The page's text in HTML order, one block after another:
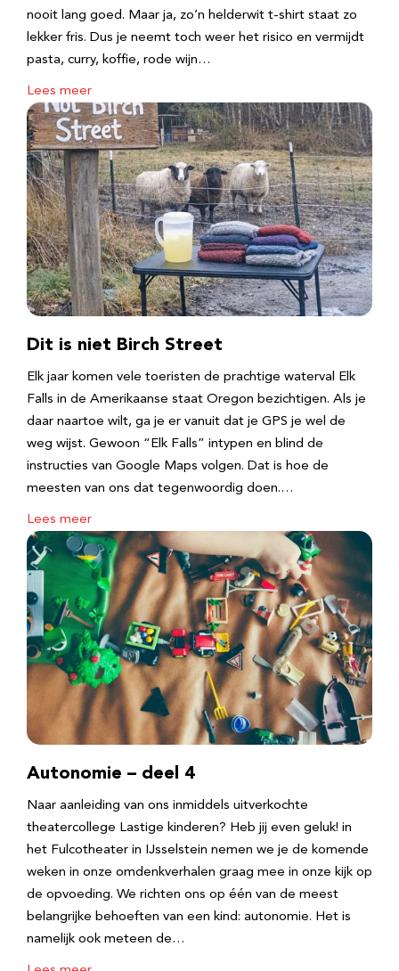
nooit lang goed. Maar ja, zo’n helderwit t-shirt staat zo
lekker fris. Dus je neemt toch weer het risico en vermijdt
pasta, curry, koffie, rode wijn…
Lees meer
Dit is niet Birch Street
Elk jaar komen vele toeristen de prachtige waterval Elk
Falls in de Amerikaanse staat Oregon bezichtigen. Als je
daar naartoe wilt, ga je er vanuit dat je GPS je wel de
weg wijst. Gewoon “Elk Falls” intypen en blind de
instructies van Google Maps volgen. Dat is hoe de
meesten van ons dat tegenwoordig doen.…
Lees meer
Autonomie – deel 4
Naar aanleiding van ons inmiddels uitverkochte
theatercollege Lastige kinderen? Heb jij even geluk! in
het Fulcotheater in IJsselstein nemen we je de komende
weken in onze omdenkverhalen graag mee in onze kijk op
de opvoeding. We richten ons op één van de meest
belangrijke behoeften van een kind: autonomie. Het is
namelijk ook meteen de…